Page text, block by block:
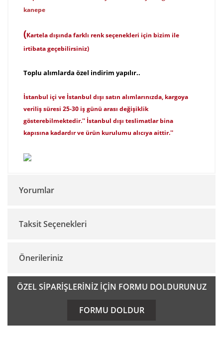
kanepe
(Kartela dışında farklı renk seçenekleri için bizim ile
irtibata geçebilirsiniz)
Toplu alımlarda özel indirim yapılır..
İstanbul içi ve İstanbul dışı satın alımlarınızda, kargoya
veriliş süresi 25-30 iş günü arası değişiklik
gösterebilmektedir.'' İstanbul dışı teslimatlar bina
kapısına kadardır ve ürün kurulumu alıcıya aittir.''
Yorumlar
Bu ürüne ilk yorumu siz yapın!
Taksit Seçenekleri
Önerileriniz
Bu ürünün fiyat bilgisi, resim, ürün açıklamalarında ve diğer
konularda yetersiz gördüğünüz noktaları öneri formunu
kullanarak tarafımıza iletebilirsiniz.
ÖZEL SİPARİŞLERİNİZ İÇİN FORMU DOLDURUNUZ
FORMU DOLDUR